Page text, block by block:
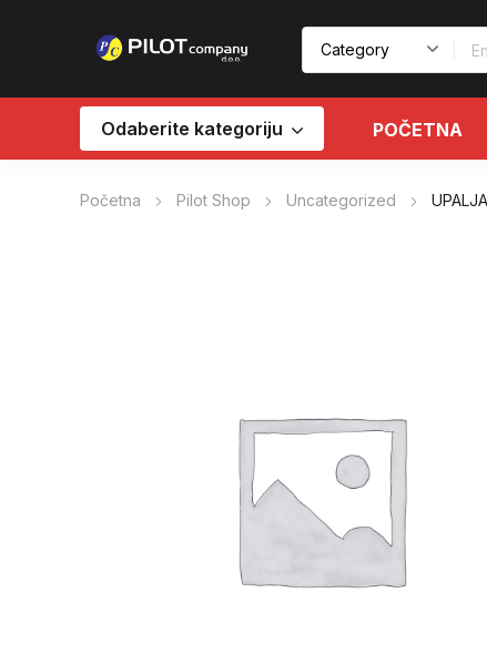
Odaberite kategoriju POČETNA
Početna Pilot Shop Uncategorized